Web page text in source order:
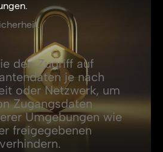
den Zugriff auf
je nach
oder Netzwerk, um
Zugangsdaten
Umgebungen wie
freigegebenen